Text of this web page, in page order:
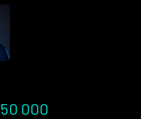
000